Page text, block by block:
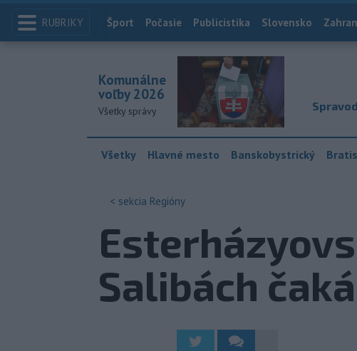
RUBRIKY Index
Šport Počasie Publicistika Slovensko
Komunálne
voľby 2026
Všetky správy
Všetky Hlavné mesto Banskobystrický
< sekcia Regióny
Salibách